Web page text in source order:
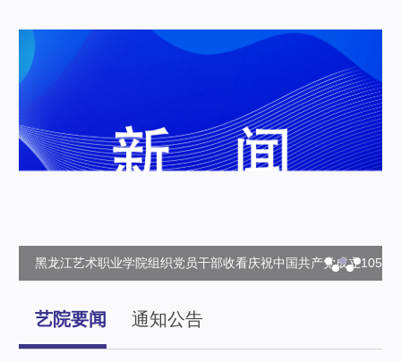
黑龙江省第二届中蒙俄地方油画展示交流活动顺利启幕
艺院要闻 通知公告